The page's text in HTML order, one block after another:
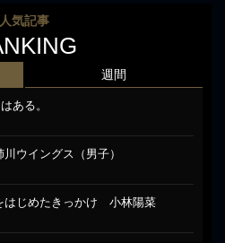
人気記事
ある。
川ウイングス（男子）
はじめたきっかけ 小林陽菜
週間